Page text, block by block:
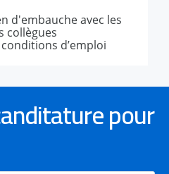
d'embauche avec les
collègues
d’emploi
pour